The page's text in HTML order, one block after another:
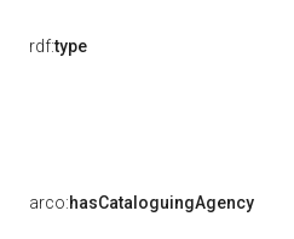
rdf:type
arco:hasCataloguingAgency